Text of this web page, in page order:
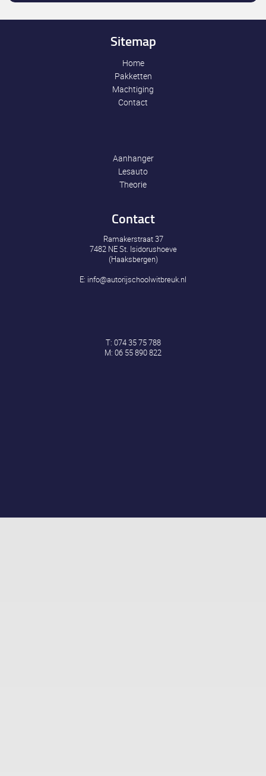
Sitemap
Home
Pakketten
Machtiging
Contact
Aanhanger
Lesauto
Theorie
Contact
Ramakerstraat 37
7482 NE St. Isidorushoeve
(Haaksbergen)
E: info@autorijschoolwitbreuk.nl
T: 074 35 75 788
M: 06 55 890 822